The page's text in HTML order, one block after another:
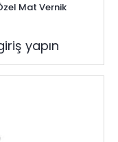
Mat Vernik
yapın